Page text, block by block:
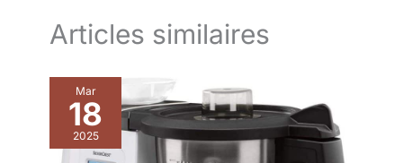
Articles similaires
Mar
18
2025